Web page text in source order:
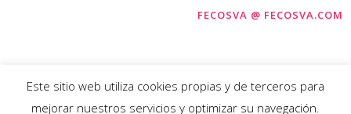
FECOSVA @ FECOSVA.COM
COPYRIGHT © FECOSVA 2026 |AVISO
Este sitio web utiliza cookies propias y de terceros para
mejorar nuestros servicios y optimizar su navegación.